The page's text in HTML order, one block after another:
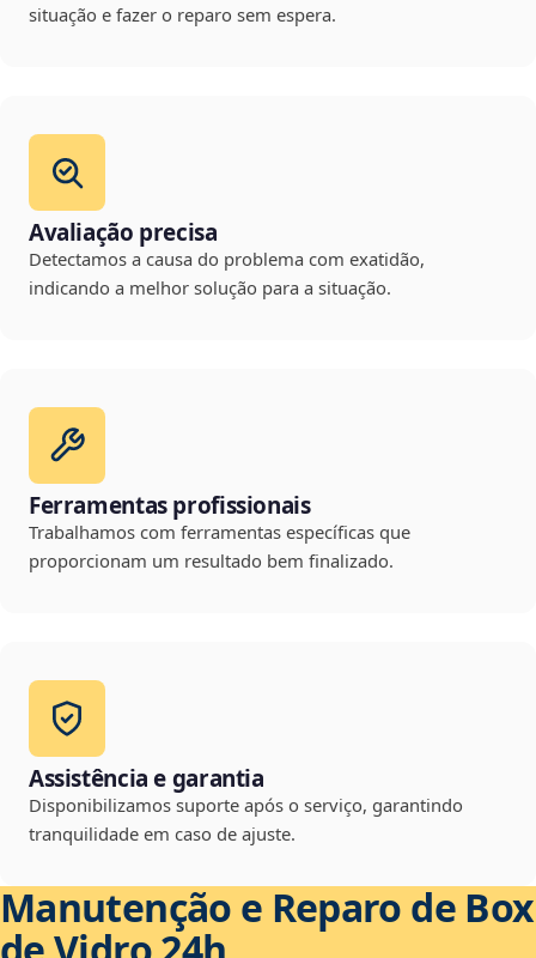
situação e fazer o reparo sem espera.
Avaliação precisa
Detectamos a causa do problema com exatidão,
indicando a melhor solução para a situação.
Ferramentas profissionais
Trabalhamos com ferramentas específicas que
proporcionam um resultado bem finalizado.
Assistência e garantia
Disponibilizamos suporte após o serviço, garantindo
tranquilidade em caso de ajuste.
Manutenção e Reparo de Box